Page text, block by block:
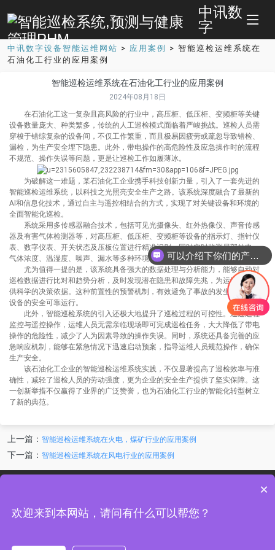
中讯数
字
中讯数字设备智能运维网站 > 应用案例 > 智能巡检运维系统在
石油化工行业的应用案例
智能巡检运维系统在石油化工行业的应用案例
2024年08月18日
在石油化工这一复杂且高风险的行业中，高压柜、低压柜、变频柜等关键
设备数量庞大、种类繁多，传统的人工巡检模式面临着严峻挑战。巡检人员需
穿梭于错综复杂的设备间，不仅工作繁重，而且极易因疲劳或疏忽导致错检、
漏检，为生产安全埋下隐患。此外，带电操作的高危险性及应急操作时的流程
不规范、操作失误等问题，更是让巡检工作如履薄冰。
为破解这一难题，某石油化工企业携手科技创新力量，引入了一套先进的
智能巡检运维系统，以科技之光照亮安全生产之路。该系统深度融合了最新的
AI和信息化技术，通过自主与遥控相结合的方式，实现了对关键设备和环境的
全面智能化巡检。
系统采用多传感器融合技术，包括可见光摄像头、红外热像仪、声音传感
器及有害气体检测器等，对高压柜、低压柜、变频柜等设备的指示灯、指针仪
表、数字仪表、开关状态及压板位置进行精准识别，同时实时监测局部放电、
气体浓度、温湿度、噪声、漏水等多种环境状况，确保巡检无死角、无遗漏。
尤为值得一提的是，该系统具备强大的数据处理与分析能力，能够自动对
巡检数据进行比对和趋势分析，及时发现潜在隐患和故障先兆，为运维人员提
供科学的决策依据。这种前置性的预警机制，有效避免了事故的发生，保障了
设备的安全可靠运行。
此外，智能巡检系统的引入还极大地提升了巡检过程的可控性。通过远程
监控与遥控操作，运维人员无需亲临现场即可完成巡检任务，大大降低了带电
操作的危险性，减少了人为因素导致的操作失误。同时，系统还具备完善的应
急响应机制，能够在紧急情况下迅速启动预案，指导运维人员规范操作，确保
生产安全。
该石油化工企业的智能巡检运维系统实践，不仅显著提高了巡检效率与准
确性，减轻了巡检人员的劳动强度，更为企业的安全生产提供了坚实保障。这
一创新举措不仅赢得了业界的广泛赞誉，也为石油化工行业的智能化转型树立
了新的典范。
上一篇： 智能巡检运维系统在火电，煤矿行业的应用案例
下一篇： 智能巡检运维系统在风电行业的应用案例
支持
可以介绍下你们的产品么
×
欢迎来到本网站，请问有什么可以帮您？